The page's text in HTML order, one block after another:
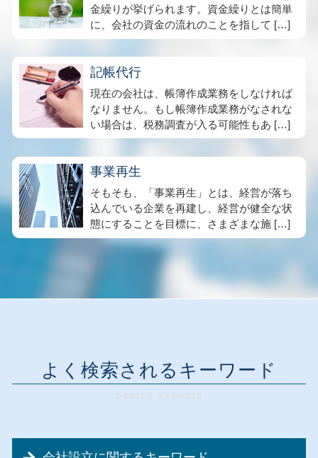
金繰りが挙げられます。資金繰りとは簡単
に、会社の資金の流れのことを指して […]
記帳代行
現在の会社は、帳簿作成業務をしなければ
なりません。もし帳簿作成業務がなされな
い場合は、税務調査が入る可能性もあ […]
事業再生
そもそも、「事業再生」とは、経営が落ち
込んでいる企業を再建し、経営が健全な状
態にすることを目標に、さまざまな施 […]
よく検索されるキーワード